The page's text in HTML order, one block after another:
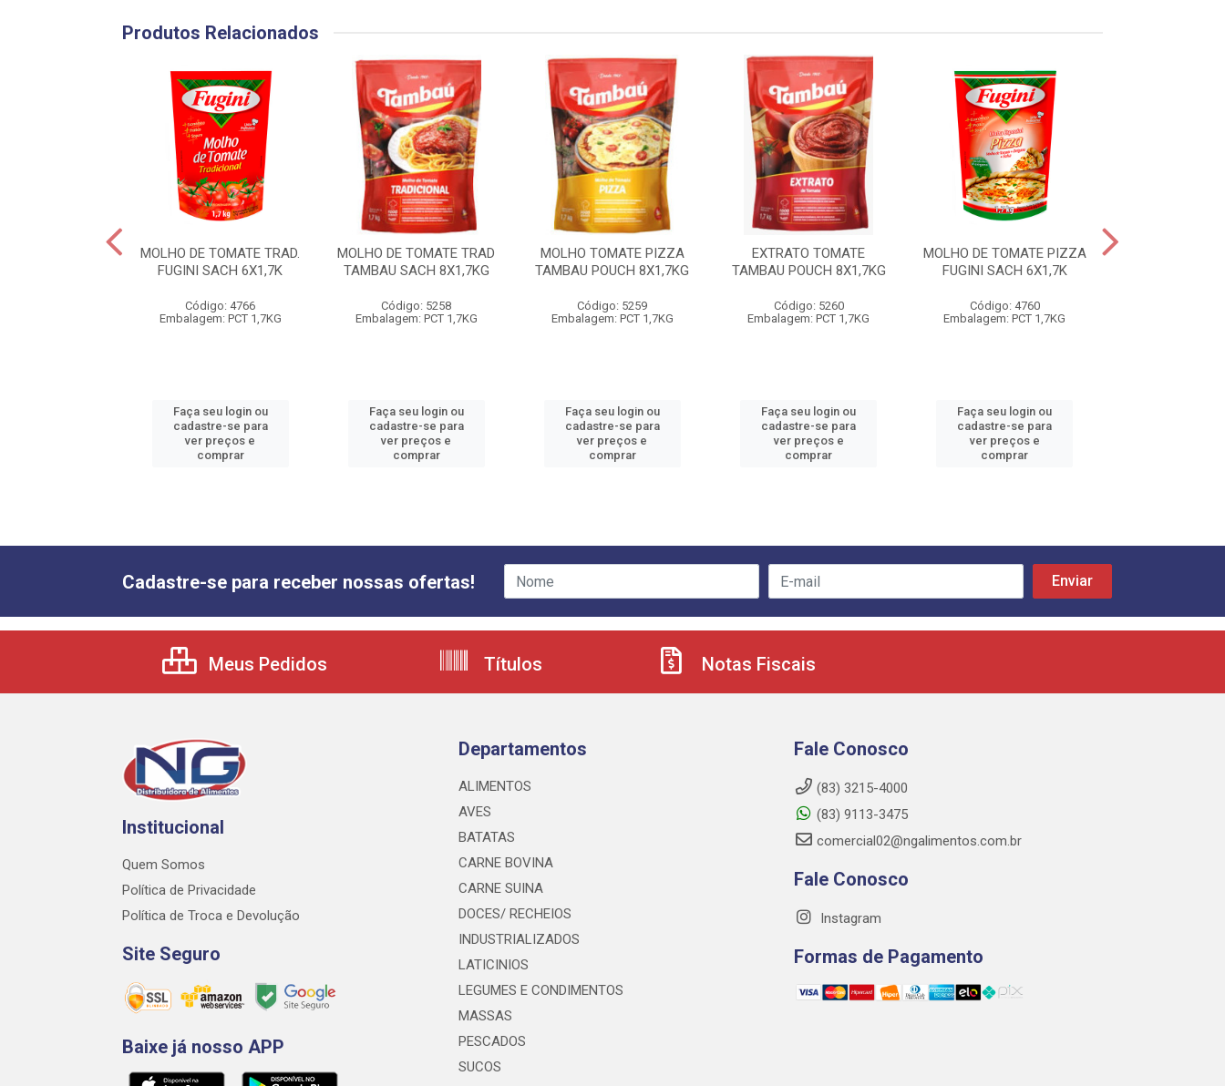
Produtos Relacionados
MOLHO DE TOMATE TRAD.
FUGINI SACH 6X1,7K
Código: 4766
Embalagem: PCT 1,7KG
Faça seu login ou
cadastre-se para
ver preços e
comprar
MOLHO DE TOMATE TRAD
TAMBAU SACH 8X1,7KG
Código: 5258
Embalagem: PCT 1,7KG
Faça seu login ou
cadastre-se para
ver preços e
comprar
MOLHO TOMATE PIZZA
TAMBAU POUCH 8X1,7KG
Código: 5259
Embalagem: PCT 1,7KG
Faça seu login ou
cadastre-se para
ver preços e
comprar
EXTRATO TOMATE
TAMBAU POUCH 8X1,7KG
Código: 5260
Embalagem: PCT 1,7KG
Faça seu login ou
cadastre-se para
ver preços e
comprar
MOLHO DE TOMATE PIZZA
FUGINI SACH 6X1,7K
Código: 4760
Embalagem: PCT 1,7KG
Faça seu login ou
cadastre-se para
ver preços e
comprar
Cadastre-se para receber nossas ofertas!
Meus Pedidos Títulos Notas Fiscais
Institucional
Quem Somos
Política de Privacidade
Política de Troca e Devolução
Site Seguro
Baixe já nosso APP
Departamentos
ALIMENTOS
AVES
BATATAS
CARNE BOVINA
CARNE SUINA
DOCES/ RECHEIOS
INDUSTRIALIZADOS
LATICINIOS
LEGUMES E CONDIMENTOS
MASSAS
PESCADOS
SUCOS
Fale Conosco
(83) 3215-4000
(83) 9113-3475
comercial02@ngalimentos.com.br
Fale Conosco
Instagram
Formas de Pagamento